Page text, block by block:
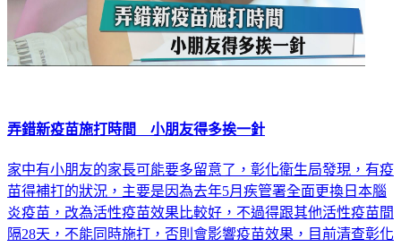
弄錯新疫苗施打時間 小朋友得多挨一針
家中有小朋友的家長可能要多留意了，彰化衛生局發現，有疫
苗得補打的狀況，主要是因為去年5月疾管署全面更換日本腦
炎疫苗，改為活性疫苗效果比較好，不過得跟其他活性疫苗間
隔28天，不能同時施打，否則會影響疫苗效果，目前清查彰化